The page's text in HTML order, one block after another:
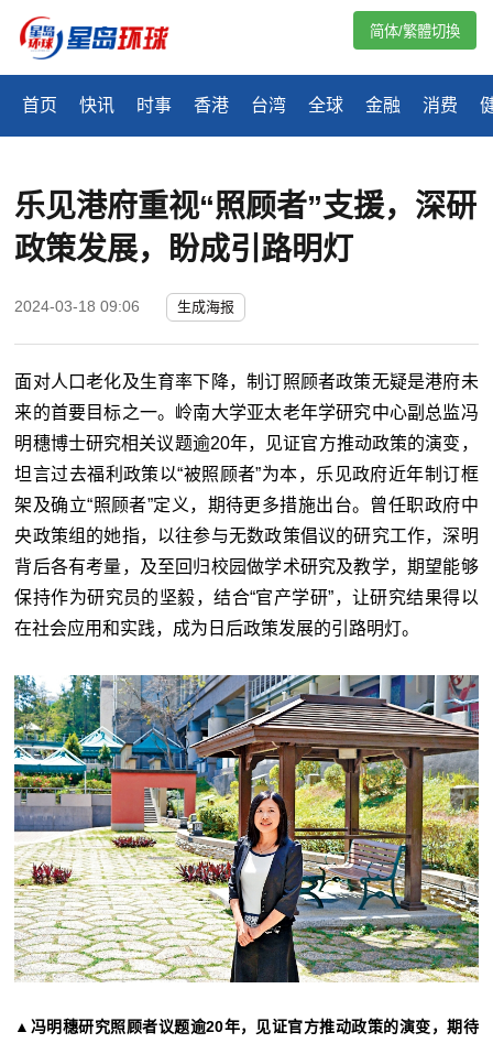
首页 快讯 时事 香港 台湾 全球 金融 消费
简体/繁體切換
乐见港府重视“照顾者”支援，深研
政策发展，盼成引路明灯
2024-03-18 09:06 生成海报
面对人口老化及生育率下降，制订照顾者政策无疑是港府未
来的首要目标之一。岭南大学亚太老年学研究中心副总监冯
明穗博士研究相关议题逾20年，见证官方推动政策的演变，
坦言过去福利政策以“被照顾者”为本，乐见政府近年制订框
架及确立“照顾者”定义，期待更多措施出台。曾任职政府中
央政策组的她指，以往参与无数政策倡议的研究工作，深明
背后各有考量，及至回归校园做学术研究及教学，期望能够
保持作为研究员的坚毅，结合“官产学研”，让研究结果得以
在社会应用和实践，成为日后政策发展的引路明灯。
▲冯明穗研究照顾者议题逾20年，见证官方推动政策的演变，期待